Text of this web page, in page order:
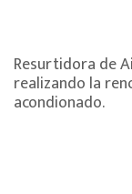
Resurtidora de
realizando la
acondionado.